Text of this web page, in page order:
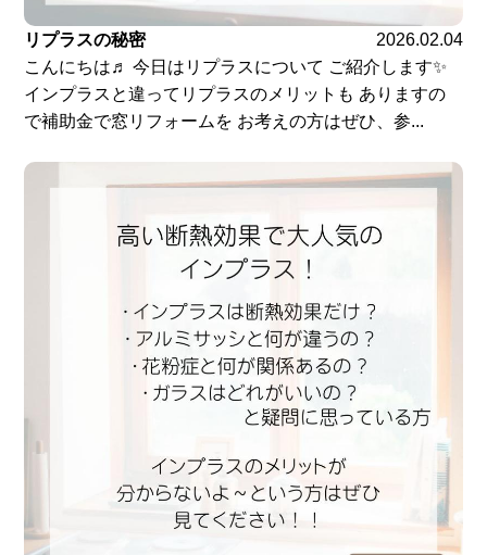
リプラスの秘密
2026.02.04
こんにちは♬ 今日はリプラスについて ご紹介します✨
インプラスと違ってリプラスのメリットも ありますの
で補助金で窓リフォームを お考えの方はぜひ、参...